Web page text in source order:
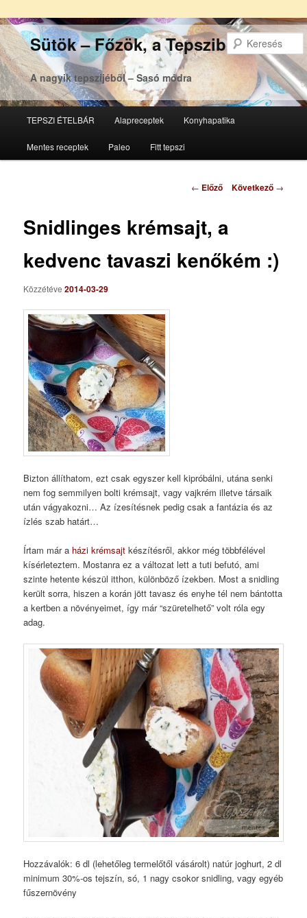
Sütök – Főzök, a Tepsziből
A nagyik tepszijéből – Sasó módra
Tovább
az
Tovább
a
TEPSZI ÉTELBÁR Alapreceptek Konyhapatika
Mentes receptek Paleo Fitt tepszi
Bejegyzés
← Előző Következő →
Snidlinges krémsajt, a
kedvenc tavaszi kenőkém :)
Közzétéve2014-03-29
Bizton állíthatom, ezt csak egyszer kell kipróbálni, utána senki
nem fog semmilyen bolti krémsajt, vagy vajkrém illetve társaik
után vágyakozni… Az ízesítésnek pedig csak a fantázia és az
ízlés szab határt…
Írtam már a házi krémsajtkészítésről, akkor még többfélével
kísérleteztem. Mostanra ez a változat lett a tuti befutó, ami
szinte hetente készül itthon, különböző ízekben. Most a snidling
került sorra, hiszen a korán jött tavasz és enyhe tél nem bántotta
a kertben a növényeimet, így már “szüretelhető” volt róla egy
adag.
Hozzávalók: 6 dl (lehetőleg termelőtől vásárolt) natúr joghurt, 2 dl
minimum 30%-os tejszín, só, 1 nagy csokor snidling, vagy egyéb
fűszernövény